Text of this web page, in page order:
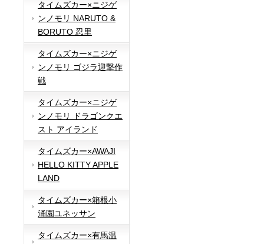
タイムズカー×ニジゲ
ンノモリ NARUTO &
BORUTO 忍里
タイムズカー×ニジゲ
ンノモリ ゴジラ迎撃作
戦
タイムズカー×ニジゲ
ンノモリ ドラゴンクエ
スト アイランド
タイムズカー×AWAJI
HELLO KITTY APPLE
LAND
タイムズカー×箱根小
涌園ユネッサン
タイムズカー×有馬温